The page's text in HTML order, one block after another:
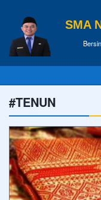
SMA
#TENUN